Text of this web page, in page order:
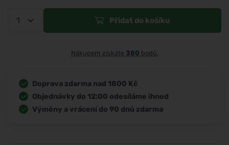
Přidat do košíku
Nákupem získáte 380 bodů.
Doprava zdarma nad 1800 Kč
Objednávky do 12:00 odesíláme ihned
Výměny a vrácení do 90 dnů zdarma